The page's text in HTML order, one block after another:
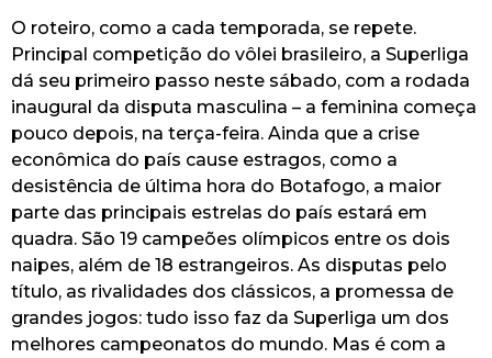
O roteiro, como a cada temporada, se repete.
Principal competição do vôlei brasileiro, a Superliga
dá seu primeiro passo neste sábado, com a rodada
inaugural da disputa masculina – a feminina começa
pouco depois, na terça-feira. Ainda que a crise
econômica do país cause estragos, como a
desistência de última hora do Botafogo, a maior
parte das principais estrelas do país estará em
quadra. São 19 campeões olímpicos entre os dois
naipes, além de 18 estrangeiros. As disputas pelo
título, as rivalidades dos clássicos, a promessa de
grandes jogos: tudo isso faz da Superliga um dos
melhores campeonatos do mundo. Mas é com a